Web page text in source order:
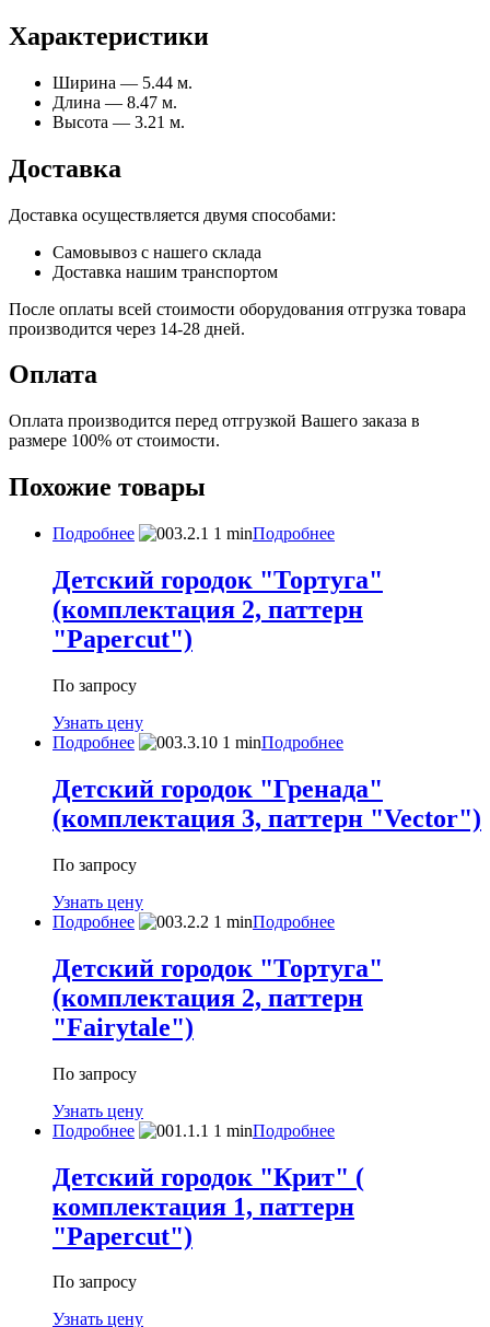
Характеристики
Ширина — 5.44 м.
Длина — 8.47 м.
Высота — 3.21 м.
Доставка
Доставка осуществляется двумя способами:
Самовывоз с нашего склада
Доставка нашим транспортом
После оплаты всей стоимости оборудования отгрузка товара
производится через 14-28 дней.
Оплата
Оплата производится перед отгрузкой Вашего заказа в
размере 100% от стоимости.
Похожие товары
Подробнее Подробнее
Детский городок "Тортуга"
(комплектация 2, паттерн
"Papercut")
По запросу
Узнать цену
Подробнее
Подробнее
Детский городок "Гренада"
(комплектация 3, паттерн "Vector")
По запросу
Узнать цену
Подробнее
Подробнее
Детский городок "Тортуга"
(комплектация 2, паттерн
"Fairytale")
По запросу
Узнать цену
Подробнее
Подробнее
Детский городок "Крит" (
комплектация 1, паттерн
"Papercut")
По запросу
Узнать цену